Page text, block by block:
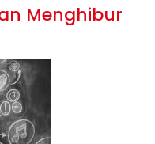
Menghibur